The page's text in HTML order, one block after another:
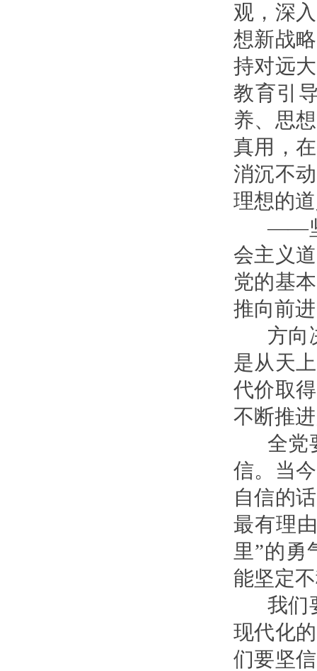
观，深
想新战
持对远
教育引
养、思
真用，
消沉不
理想的
——坚
会主义
党的基
推向前
方向决
是从天
代价取
不断推
全党要
信。当
自信的
最有理
里”的勇
能坚定
我们要
现代化
们要坚